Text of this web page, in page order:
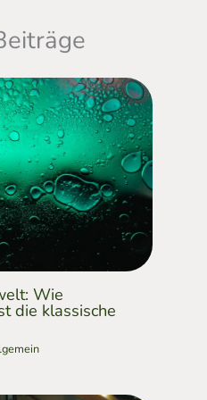
Wie
die klassische